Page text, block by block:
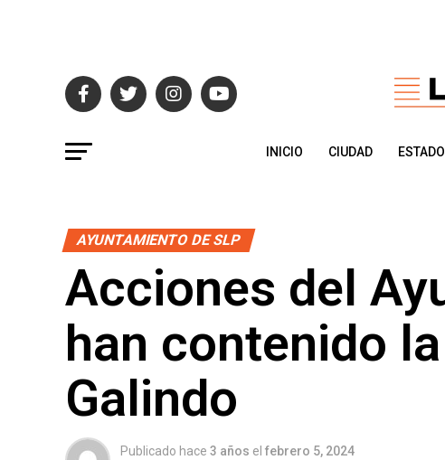
INICIO CIUDAD ESTADO
AYUNTAMIENTO DE SLP
Acciones del
han contenido
Galindo
Publicado hace 3 años el febrero 5, 2024